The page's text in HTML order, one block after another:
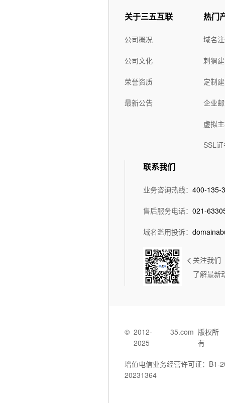
代理商不得以三五互联"办事处"、"地区代理"或"总代理"、"西部数
公司、关联公司、总代理或其他实质性关系单位。 使用三五互联
数据。代理平台有效期内最低消费要求>=1000元 ，如未达到的，
代理承诺不会利用三五互联的产品或服务涉及任何违反国家有关
五互联有权对代理存储的内容进行审核，审核后再开放服务，但
代理需共同维护三五互联品牌及美誉度，不得在网络上散布对三
关于三五互联
公司概况
公司文化
荣誉资质
最新公告
热门
域名
刺猬
定制
企业
虚拟
SSL
联系我们
业务咨询热线： 400-135-
售后服务电话： 021-
域名滥用投诉：
关注我们
了解最新
© 2012-
2025
35.com 版权所
有
增值电信业务经营许可证：B1-
20231364